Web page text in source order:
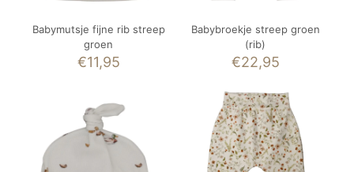
Babymutsje fijne rib streep
groen
€11,95
Babybroekje streep groen
(rib)
€22,95